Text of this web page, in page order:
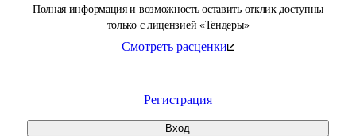
Полная информация и возможность оставить отклик доступны
только с лицензией «Тендеры»
Смотреть расценки
Регистрация
Вход